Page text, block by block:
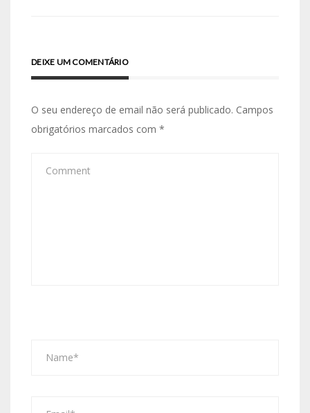
DEIXE UM COMENTÁRIO
O seu endereço de email não será publicado. Campos
obrigatórios marcados com *